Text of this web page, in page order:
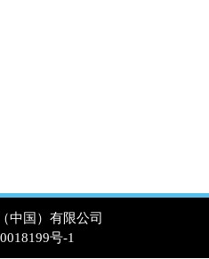
中国）有限公司
号-1